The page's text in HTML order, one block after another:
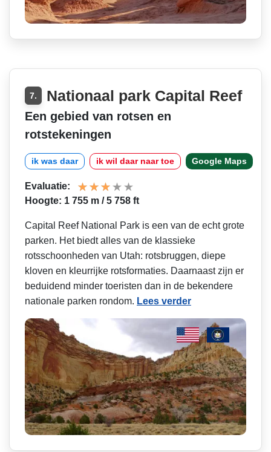
7. Nationaal park Capital Reef
Een gebied van rotsen en
rotstekeningen
ik was daar ik wil daar naar toe Google Maps
Evaluatie:
Hoogte: 1 755 m / 5 758 ft
Capital Reef National Park is een van de echt grote
parken. Het biedt alles van de klassieke
rotsschoonheden van Utah: rotsbruggen, diepe
kloven en kleurrijke rotsformaties. Daarnaast zijn er
beduidend minder toeristen dan in de bekendere
nationale parken rondom. Lees verder